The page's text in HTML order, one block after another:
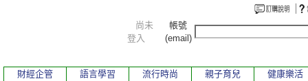
尚未
登入
帳號
(email)
財經企管 語言學習 流行時尚 親子育兒 健康樂活